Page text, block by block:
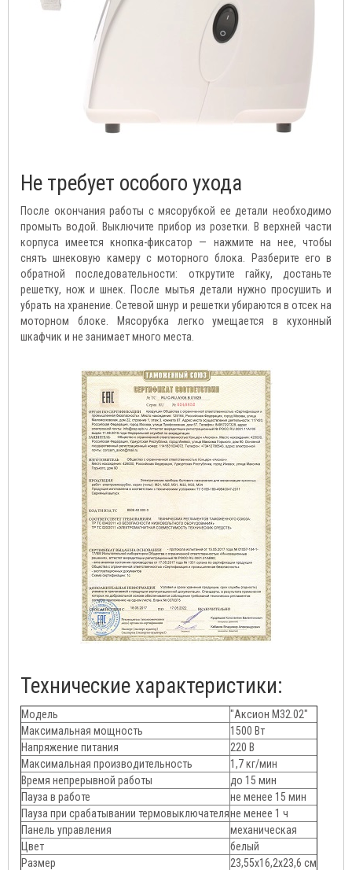
Не требует особого ухода
После окончания работы с мясорубкой ее детали необходимо
промыть водой. Выключите прибор из розетки. В верхней части
корпуса имеется кнопка-фиксатор — нажмите на нее, чтобы
снять шнековую камеру с моторного блока. Разберите его в
обратной последовательности: открутите гайку, достаньте
решетку, нож и шнек. После мытья детали нужно просушить и
убрать на хранение. Сетевой шнур и решетки убираются в отсек на
моторном блоке. Мясорубка легко умещается в кухонный
шкафчик и не занимает много места.
Технические характеристики:
Модель
"Аксион М32.02"
Максимальная мощность
1500 Вт
Напряжение питания
220 В
Максимальная производительность
1,7 кг/мин
Время непрерывной работы
до 15 мин
Пауза в работе
не менее 15 мин
Пауза при срабатывании термовыключателяне менее 1 ч
Панель управления
механическая
Цвет
белый
Размер
23,55х16,2х23,6 см